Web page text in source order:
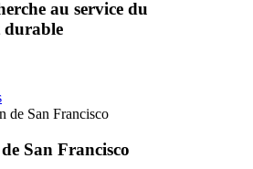
au service du
durable
de San Francisco
San Francisco